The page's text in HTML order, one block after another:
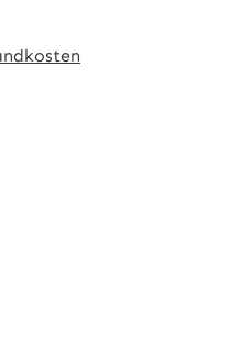
ist zurzeit nicht verfügbar.)